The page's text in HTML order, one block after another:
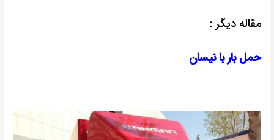
مقاله دیگر :
حمل بار با نیسان